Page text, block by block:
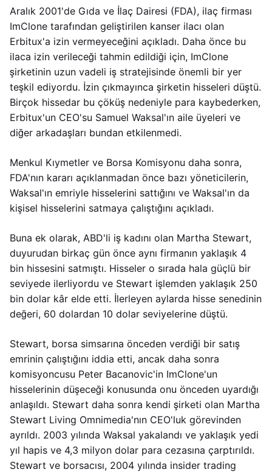
Aralık 2001'de Gıda ve İlaç Dairesi (FDA), ilaç firması
ImClone tarafından geliştirilen kanser ilacı olan
Erbitux'a izin vermeyeceğini açıkladı. Daha önce bu
ilaca izin verileceği tahmin edildiği için, ImClone
şirketinin uzun vadeli iş stratejisinde önemli bir yer
teşkil ediyordu. İzin çıkmayınca şirketin hisseleri düştü.
Birçok hissedar bu çöküş nedeniyle para kaybederken,
Erbitux'un CEO'su Samuel Waksal'ın aile üyeleri ve
diğer arkadaşları bundan etkilenmedi.
Menkul Kıymetler ve Borsa Komisyonu daha sonra,
FDA'nın kararı açıklanmadan önce bazı yöneticilerin,
Waksal'ın emriyle hisselerini sattığını ve Waksal'ın da
kişisel hisselerini satmaya çalıştığını açıkladı.
Buna ek olarak, ABD'li iş kadını olan Martha Stewart,
duyurudan birkaç gün önce aynı firmanın yaklaşık 4
bin hissesini satmıştı. Hisseler o sırada hala güçlü bir
seviyede ilerliyordu ve Stewart işlemden yaklaşık 250
bin dolar kâr elde etti. İlerleyen aylarda hisse senedinin
değeri, 60 dolardan 10 dolar seviyelerine düştü.
Stewart, borsa simsarına önceden verdiği bir satış
emrinin çalıştığını iddia etti, ancak daha sonra
komisyoncusu Peter Bacanovic'in ImClone'un
hisselerinin düşeceği konusunda onu önceden uyardığı
anlaşıldı. Stewart daha sonra kendi şirketi olan Martha
Stewart Living Omnimedia'nın CEO'luk görevinden
ayrıldı. 2003 yılında Waksal yakalandı ve yaklaşık yedi
yıl hapis ve 4,3 milyon dolar para cezasına çarptırıldı.
Stewart ve borsacısı, 2004 yılında insider trading